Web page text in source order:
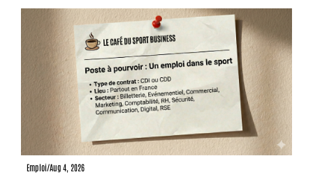
Emploi/Aug 4, 2026